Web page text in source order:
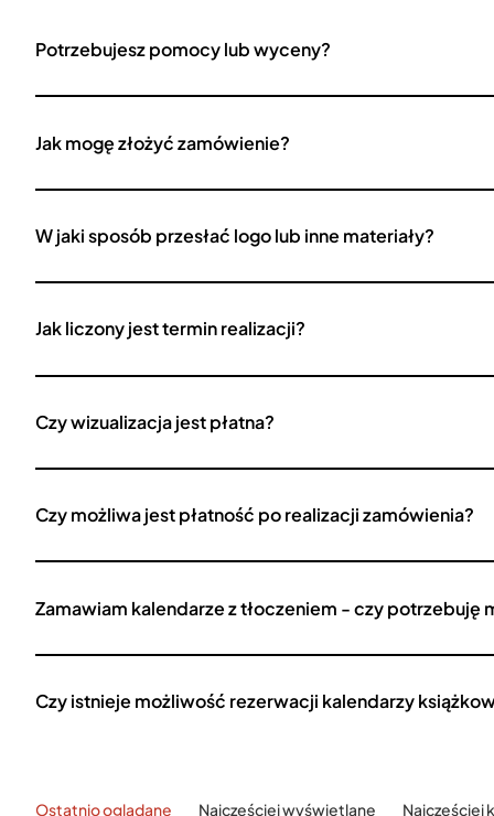
Potrzebujesz pomocy lub wyceny?
Jak mogę złożyć zamówienie?
W jaki sposób przesłać logo lub inne materiały?
Jak liczony jest termin realizacji?
Czy wizualizacja jest płatna?
Czy możliwa jest płatność po realizacji zamówienia?
Zamawiam kalendarze z tłoczeniem - czy potrzebuję
Czy istnieje możliwość rezerwacji kalendarzy
Ostatnio oglądane Najczęściej wyświetlane Najczęściej